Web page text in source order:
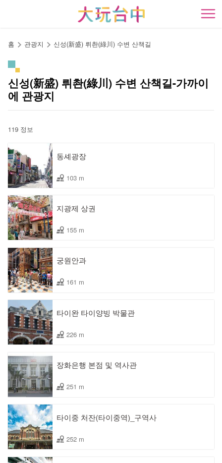
開
홈 관광지 신성(新盛) 뤼촨(綠川) 수변 산책길
신성(新盛) 뤼촨(綠川) 수변 산책길-가까이
에 관광지
119 정보
동셰광장
103 m
지광제 상권
155 m
궁원안과
161 m
타이완 타이양빙 박물관
226 m
장화은행 본점 및 역사관
251 m
타이중 처잔(타이중역)_구역사
252 m